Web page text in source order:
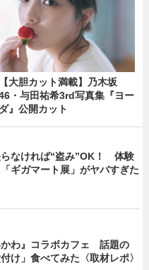
【大胆カット満載】乃木坂
・与田祐希3rd写真集『ヨー
ダ』公開カット
らなければ“盗み”OK！ 体験
ギガマート展」がヤバすぎた
かわ』コラボカフェ 話題の
付け」食べてみた〈取材レポ〉